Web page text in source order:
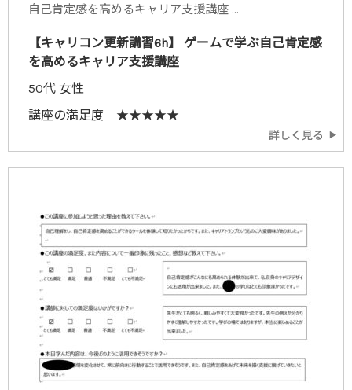
自己肯定感を高めるキャリア支援講座 ...
【キャリコン更新講習6h】 ゲームで学ぶ自己肯定感
を高めるキャリア支援講座
50代 女性
講座の満足度 ★★★★★